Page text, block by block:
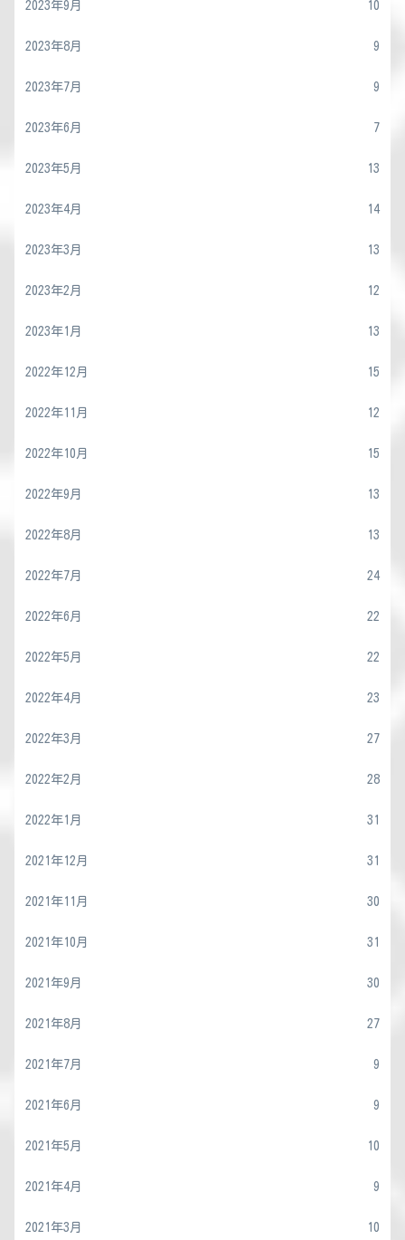
2023年9月 10
2023年8月 9
2023年7月 9
2023年6月 7
2023年5月 13
2023年4月 14
2023年3月 13
2023年2月 12
2023年1月 13
2022年12月 15
2022年11月 12
2022年10月 15
2022年9月 13
2022年8月 13
2022年7月 24
2022年6月 22
2022年5月 22
2022年4月 23
2022年3月 27
2022年2月 28
2022年1月 31
2021年12月 31
2021年11月 30
2021年10月 31
2021年9月 30
2021年8月 27
2021年7月 9
2021年6月 9
2021年5月 10
2021年4月 9
2021年3月 10